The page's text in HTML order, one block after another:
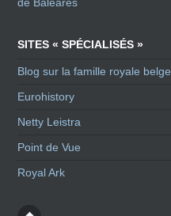
de Baléares
SITES « SPÉCIALISÉS »
Blog sur la famille royale belge
Eurohistory
Netty Leistra
Point de Vue
Royal Ark